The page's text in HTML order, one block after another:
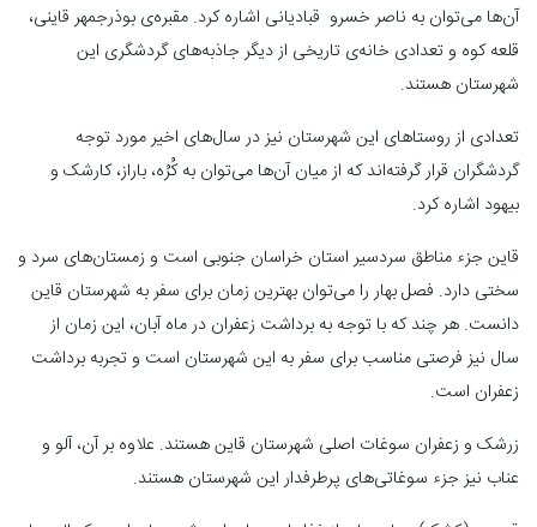
آن‌ها می‌توان به ناصر خسرو قبادیانی اشاره کرد. مقبره‌ی بوذرجمهر قاینی،
قلعه کوه و تعدادی خانه‌ی تاریخی از دیگر جاذبه‌های گردشگری این
شهرستان هستند.
تعدادی از روستاهای این شهرستان نیز در سال‌های اخیر مورد توجه
گردشگران قرار گرفته‌اند که از میان آن‌ها می‌توان به کُرُه، باراز، کارشک و
بیهود اشاره کرد.
قاین جزء مناطق سردسیر استان خراسان جنوبی است و زمستان‌های سرد و
سختی دارد. فصل بهار را می‌توان بهترین زمان برای سفر به شهرستان قاین
دانست. هر چند که با توجه به برداشت زعفران در ماه آبان، این زمان از
سال نیز فرصتی مناسب برای سفر به این شهرستان است و تجربه برداشت
زعفران است.
زرشک و زعفران سوغات اصلی شهرستان قاین هستند. علاوه بر آن، آلو و
عناب نیز جزء سوغاتی‌های پرطرفدار این شهرستان هستند.